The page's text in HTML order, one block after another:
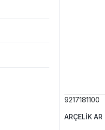
9217181100
ARÇELİK